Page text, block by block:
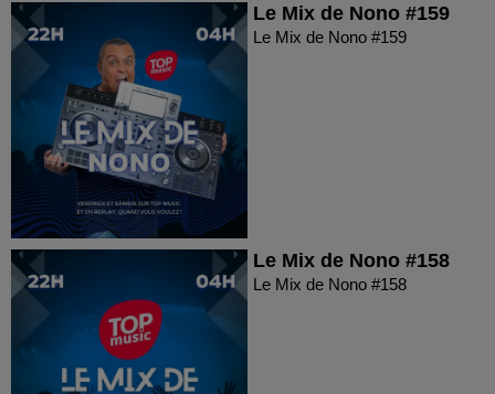
Le Mix de Nono #159
Le Mix de Nono #159
Le Mix de Nono #158
Le Mix de Nono #158